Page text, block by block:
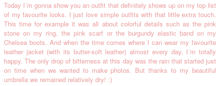
Today I´m gonna show you an outfit that definitely shows up on my top list
of my favourite looks. I just love simple outfits with that little extra touch.
This time for example it was all about colorful details such as the pink
stone on my ring, the pink scarf or the burgundy elastic band on my
Chelsea boots. And when the time comes where I can wear my favourite
leather jacket (with its butter-soft leather) almost every day, I´m totally
happy. The only drop of bitterness at this day was the rain that started just
on time when we wanted to make photos. But thanks to my beautiful
umbrella we remained relatively dry! :)